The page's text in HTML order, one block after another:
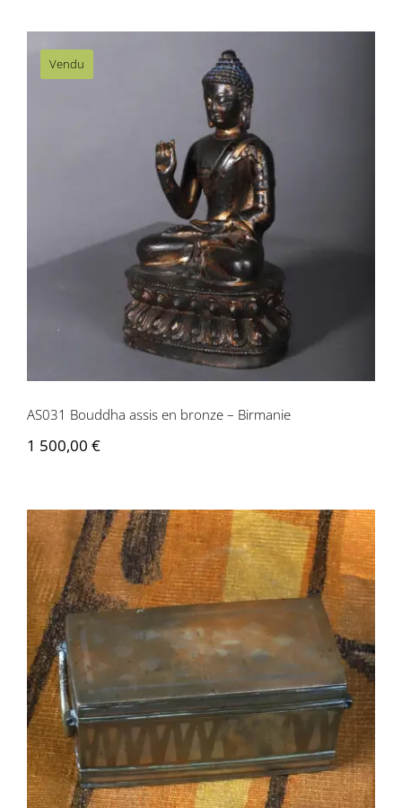
Vendu
AS031 Bouddha assis en bronze –
Birmanie
AS031 Bouddha assis en bronze – Birmanie
1 500,00 €
AS046 Boîte à bétel – Philippines